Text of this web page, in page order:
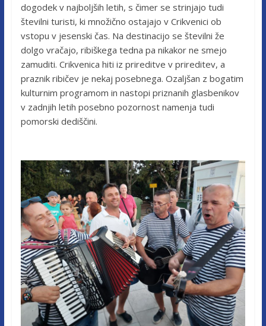
dogodek v najboljših letih, s čimer se strinjajo tudi
številni turisti, ki množično ostajajo v Crikvenici ob
vstopu v jesenski čas. Na destinacijo se številni že
dolgo vračajo, ribiškega tedna pa nikakor ne smejo
zamuditi. Crikvenica hiti iz prireditve v prireditev, a
praznik ribičev je nekaj posebnega. Ozaljšan z bogatim
kulturnim programom in nastopi priznanih glasbenikov
v zadnjih letih posebno pozornost namenja tudi
pomorski dediščini.